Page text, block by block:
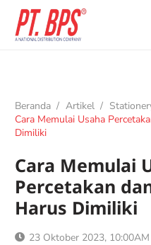
Beranda / Artikel /
Cara Memulai Usaha
Dimiliki
Cara Memulai
Percetakan
Harus Dimiliki
23 Oktober 2023, 10:00AM